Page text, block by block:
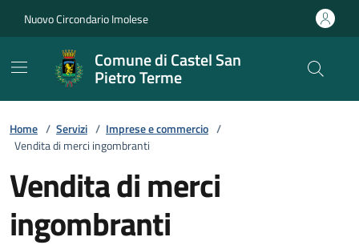
Nuovo Circondario Imolese
Comune di Castel San
Pietro Terme
Home / Servizi / Imprese e commercio /
Vendita di merci ingombranti
Vendita di merci
ingombranti